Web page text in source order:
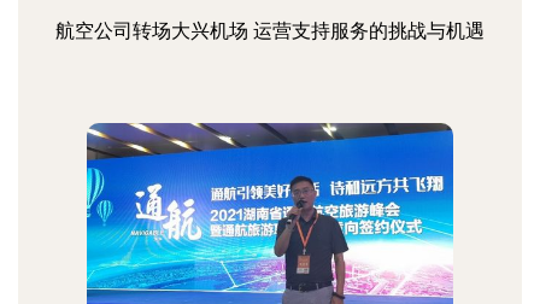
航空公司转场大兴机场 运营支持服务的挑战与机遇